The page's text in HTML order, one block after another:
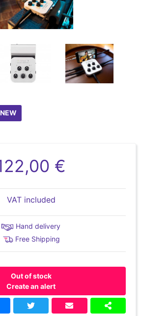
NEW
€
VAT included
Hand delivery
Free Shipping
Out of stock
Create an alert